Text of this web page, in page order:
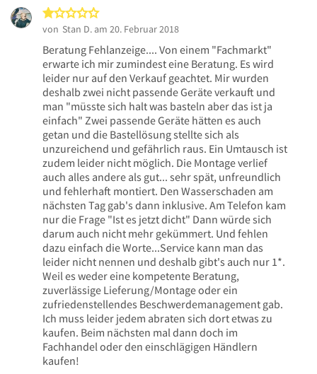
von Stan D. am 20. Februar 2018
Beratung Fehlanzeige.... Von einem "Fachmarkt"
erwarte ich mir zumindest eine Beratung. Es wird
leider nur auf den Verkauf geachtet. Mir wurden
deshalb zwei nicht passende Geräte verkauft und
man "müsste sich halt was basteln aber das ist ja
einfach" Zwei passende Geräte hätten es auch
getan und die Bastellösung stellte sich als
unzureichend und gefährlich raus. Ein Umtausch ist
zudem leider nicht möglich. Die Montage verlief
auch alles andere als gut... sehr spät, unfreundlich
und fehlerhaft montiert. Den Wasserschaden am
nächsten Tag gab's dann inklusive. Am Telefon kam
nur die Frage "Ist es jetzt dicht" Dann würde sich
darum auch nicht mehr gekümmert. Und fehlen
dazu einfach die Worte...Service kann man das
leider nicht nennen und deshalb gibt's auch nur 1*.
Weil es weder eine kompetente Beratung,
zuverlässige Lieferung/Montage oder ein
zufriedenstellendes Beschwerdemanagement gab.
Ich muss leider jedem abraten sich dort etwas zu
kaufen. Beim nächsten mal dann doch im
Fachhandel oder den einschlägigen Händlern
kaufen!